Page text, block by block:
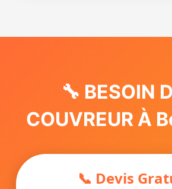
🔧 BESOIN
COUVREUR À
📞 Devis